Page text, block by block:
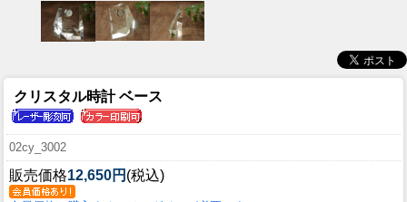
クリスタル時計 ベース
02cy_3002
販売価格12,650円 (税込)